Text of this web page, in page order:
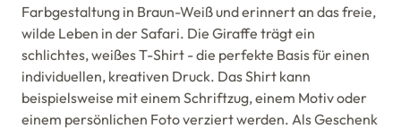
Farbgestaltung in Braun-Weiß und erinnert an das freie,
wilde Leben in der Safari. Die Giraffe trägt ein
schlichtes, weißes T-Shirt - die perfekte Basis für einen
individuellen, kreativen Druck. Das Shirt kann
beispielsweise mit einem Schriftzug, einem Motiv oder
einem persönlichen Foto verziert werden. Als Geschenk